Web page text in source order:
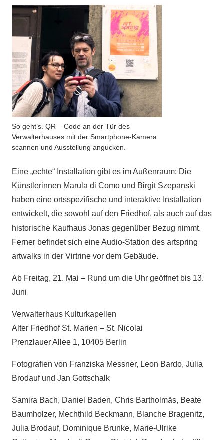
So geht’s. QR – Code an der Tür des
Verwalterhauses mit der Smartphone-Kamera
scannen und Ausstellung angucken.
Eine „echte“ Installation gibt es im Außenraum: Die
Künstlerinnen Marula di Como und Birgit Szepanski
haben eine ortsspezifische und interaktive Installation
entwickelt, die sowohl auf den Friedhof, als auch auf das
historische Kaufhaus Jonas gegenüber Bezug nimmt.
Ferner befindet sich eine Audio-Station des artspring
artwalks in der Virtrine vor dem Gebäude.
Ab Freitag, 21. Mai – Rund um die Uhr geöffnet bis 13.
Juni
Verwalterhaus Kulturkapellen
Alter Friedhof St. Marien – St. Nicolai
Prenzlauer Allee 1, 10405 Berlin
Fotografien von Franziska Messner, Leon Bardo, Julia
Brodauf und Jan Gottschalk
Samira Bach, Daniel Baden, Chris Bartholmäs, Beate
Baumholzer, Mechthild Beckmann, Blanche Bragenitz,
Julia Brodauf, Dominique Brunke, Marie-Ulrike